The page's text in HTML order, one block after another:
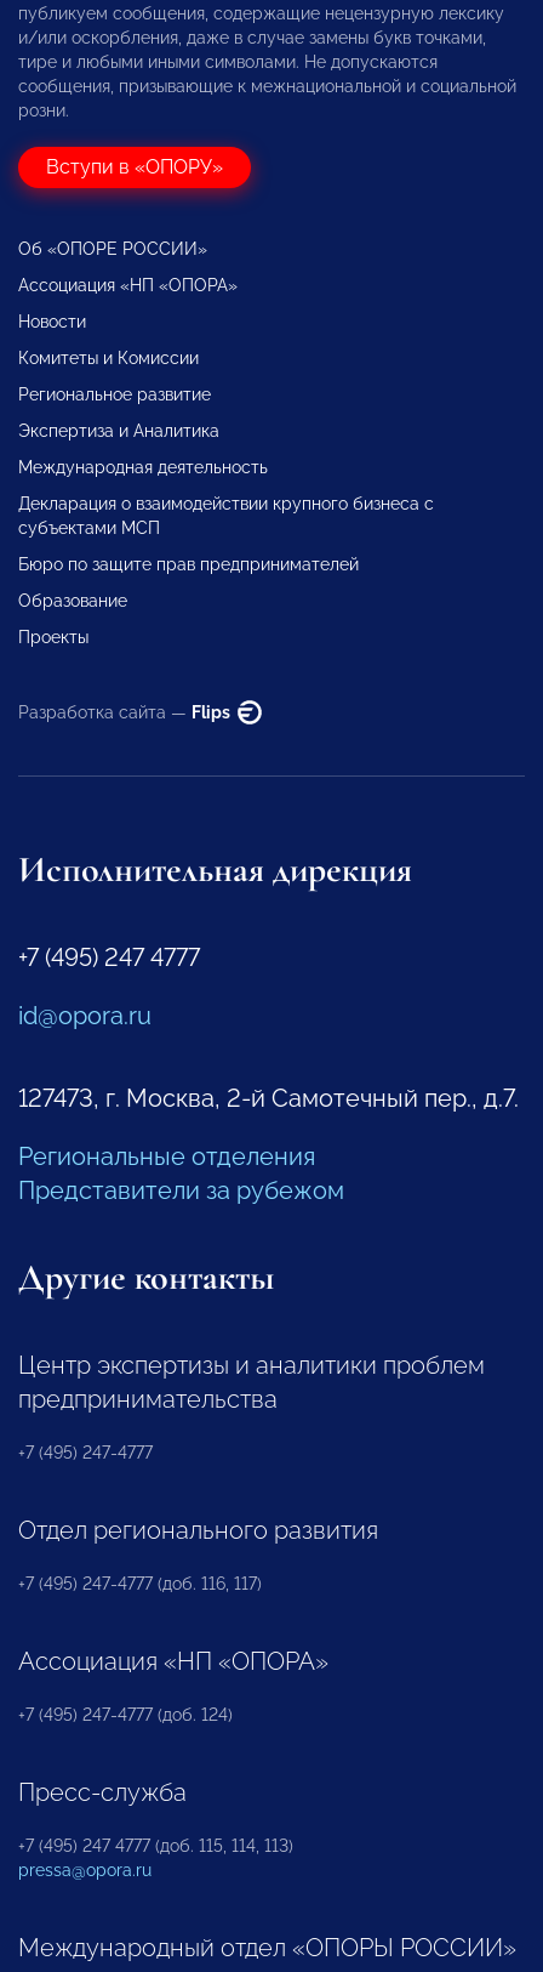
публикуем сообщения, содержащие нецензурную лексику
и/или оскорбления, даже в случае замены букв точками,
тире и любыми иными символами. Не допускаются
сообщения, призывающие к межнациональной и социальной
розни.
Вступи в «ОПОРУ»
Об «ОПОРЕ РОССИИ»
Ассоциация «НП «ОПОРА»
Новости
Комитеты и Комиссии
Региональное развитие
Экспертиза и Аналитика
Международная деятельность
Декларация о взаимодействии крупного бизнеса с
субъектами МСП
Бюро по защите прав предпринимателей
Образование
Проекты
Разработка сайта — Flips
Исполнительная дирекция
+7 (495) 247 4777
id@opora.ru
127473, г. Москва, 2-й Самотечный пер., д.7.
Региональные отделения
Представители за рубежом
Другие контакты
Центр экспертизы и аналитики проблем
предпринимательства
+7 (495) 247-4777
Отдел регионального развития
+7 (495) 247-4777 (доб. 116, 117)
Ассоциация «НП «ОПОРА»
+7 (495) 247-4777 (доб. 124)
Пресс-служба
+7 (495) 247 4777 (доб. 115, 114, 113)
pressa@opora.ru
Международный отдел «ОПОРЫ РОССИИ»